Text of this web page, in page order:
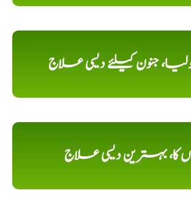
جنون کیلئے دیسی علاج
کا، بہترین دیسی علاج